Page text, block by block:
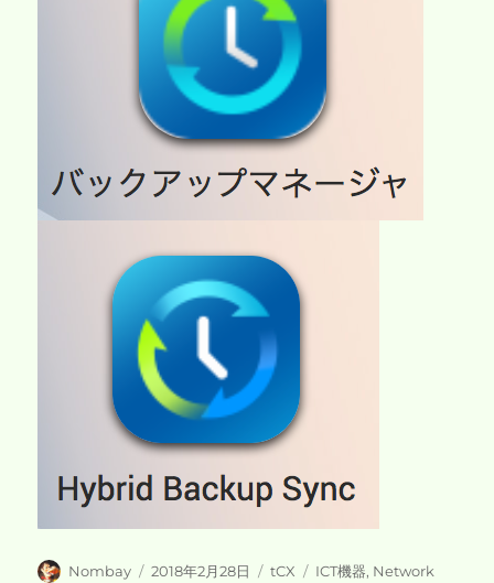
投
Nombay
投
2018年2月28日
カ
tCX
タ
ICT機器, Network